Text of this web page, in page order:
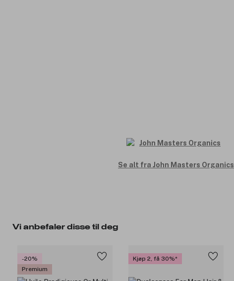
Se alt fra John Masters Organics
Vi anbefaler disse til deg
-20%
Premium
Kjøp 2, få 30%